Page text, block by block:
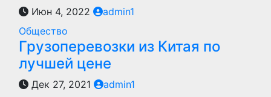
Июн 4, 2022
admin1
Общество
Грузоперевозки из Китая по
лучшей цене
Дек 27, 2021
admin1